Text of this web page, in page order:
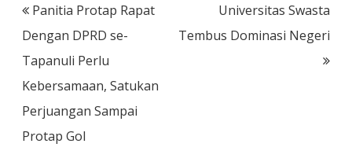
Post
navigation
Panitia Protap Rapat
Dengan DPRD se-
Tapanuli Perlu
Kebersamaan, Satukan
Perjuangan Sampai
Protap Gol
Universitas Swasta
Tembus Dominasi Negeri